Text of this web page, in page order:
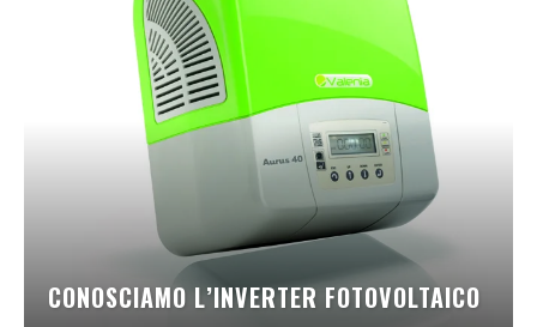
CONOSCIAMO L’INVERTER FOTOVOLTAICO